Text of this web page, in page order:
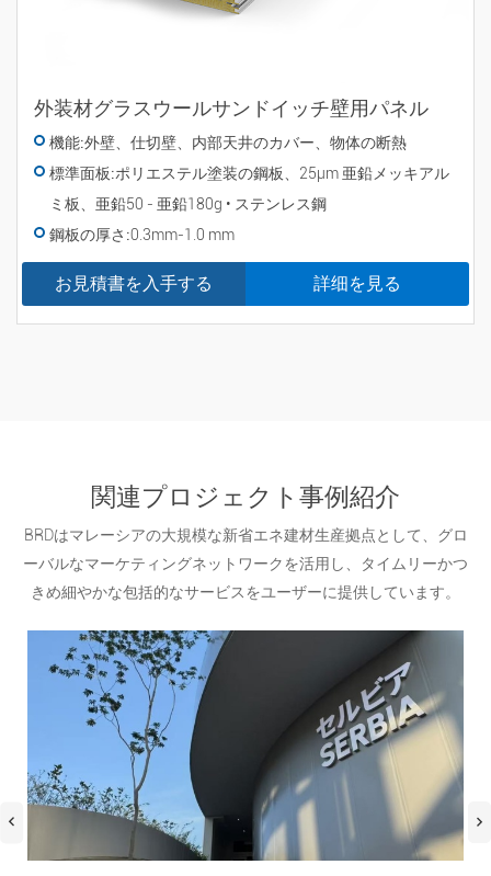
外装材グラスウールサンドイッチ壁用パネル
機能:外壁、仕切壁、内部天井のカバー、物体の断熱
標準面板:ポリエステル塗装の鋼板、25µm 亜鉛メッキアル
ミ板、亜鉛50 - 亜鉛180g • ステンレス鋼
鋼板の厚さ:0.3mm-1.0 mm
お見積書を入手する 詳细を見る
関連プロジェクト事例紹介
BRDはマレーシアの大規模な新省エネ建材生産拠点として、グロ
ーバルなマーケティングネットワークを活用し、タイムリーかつ
きめ細やかな包括的なサービスをユーザーに提供しています。